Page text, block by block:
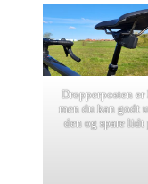
Dropperposten
men du kan godt
den og spare lidt